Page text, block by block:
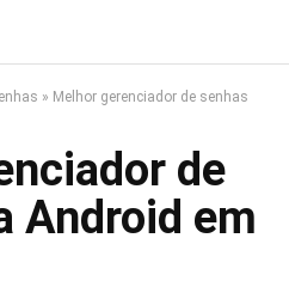
» Melhor gerenciador de senhas
de
Android em